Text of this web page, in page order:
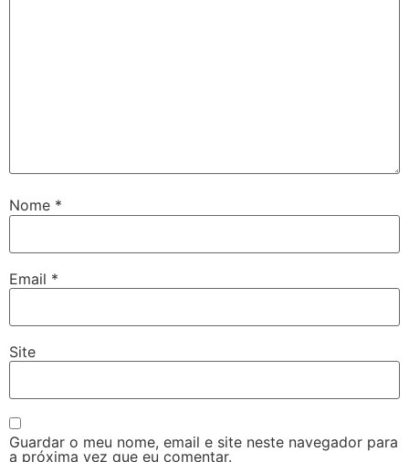
Nome *
Email *
Site
Guardar o meu nome, email e site neste navegador para
a próxima vez que eu comentar.